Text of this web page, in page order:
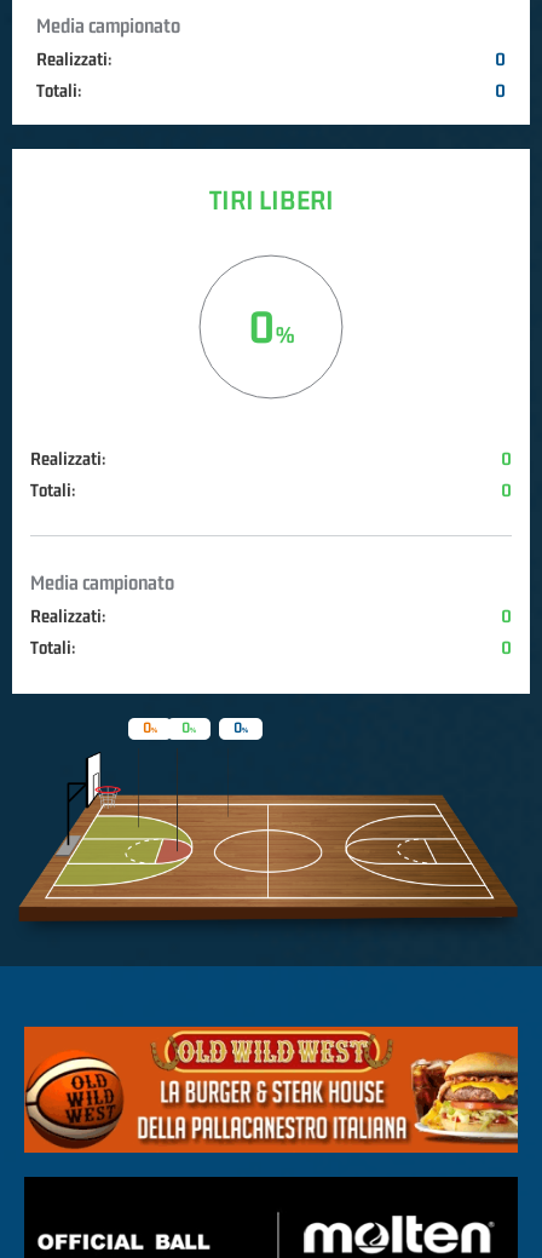
Media campionato
Realizzati:
0
Totali:
0
TIRI LIBERI
0
Realizzati:
0
Totali:
0
Media campionato
Realizzati:
0
Totali:
0
0
0 0